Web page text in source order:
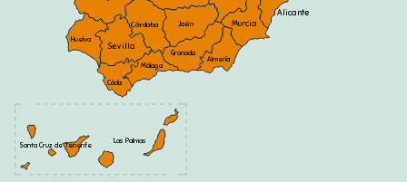
Alicante
Almería
Cádiz
Córdoba
Granada
Huelva
Jaén
Las Palmas
Murcia
Málaga
Santa Cruz de Tenerife
Sevilla